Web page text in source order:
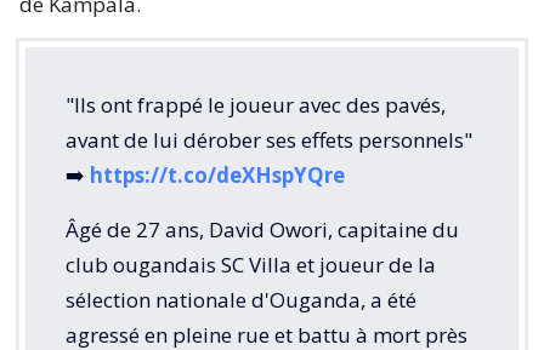
"Ils ont frappé le joueur avec des pavés,
avant de lui dérober ses effets personnels"
➡️ https://t.co/deXHspYQre
Âgé de 27 ans, David Owori, capitaine du
club ougandais SC Villa et joueur de la
sélection nationale d'Ouganda, a été
agressé en pleine rue et battu à mort près